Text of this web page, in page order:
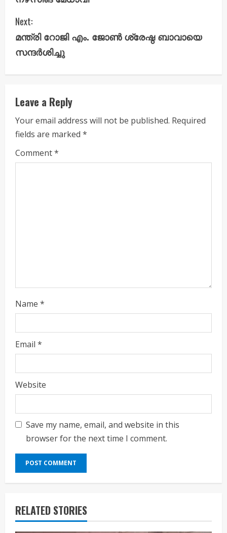
n
t
i
n
u
e
R
e
Next:
മന്ത്രി റോജി എം. ജോൺ ശ്രേഷ്ഠ ബാവായെ
സന്ദർശിച്ചു
Leave a Reply
Your email address will not be published. Required
fields are marked *
Comment*
Name *
Email *
Website
Save my name, email, and website in this
browser for the next time I comment.
RELATED STORIES